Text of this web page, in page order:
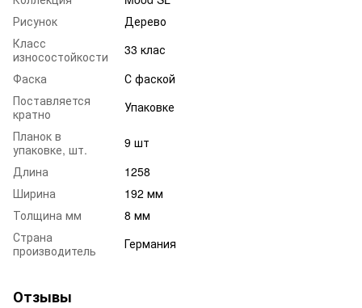
Рисунок
Дерево
Класс
износостойкости
33 клас
Фаска
С фаской
Поставляется
кратно
Упаковке
Планок в
упаковке, шт.
9 шт
Длина
1258
Ширина
192 мм
Толщина мм
8 мм
Страна
производитель
Германия
Отзывы